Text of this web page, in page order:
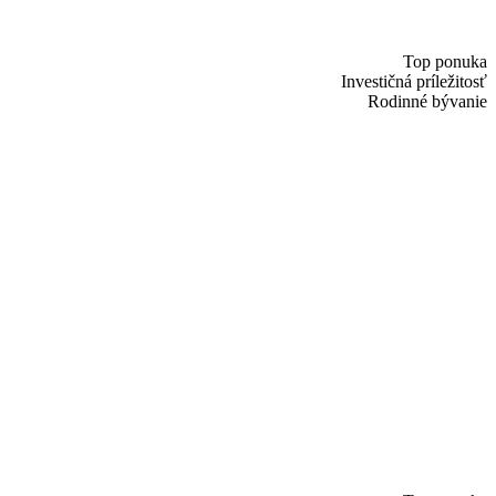
Top ponuka
Investičná príležitosť
Rodinné bývanie